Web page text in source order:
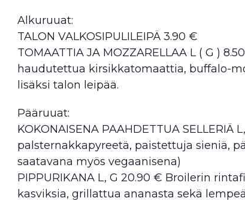
Alkuruuat:
TALON VALKOSIPULILEIPÄ 3.90 €
TOMAATTIA JA MOZZARELLAA L ( G )
haudutettua kirsikkatomaattia, buffalo-
lisäksi talon leipää.
Pääruuat:
KOKONAISENA PAAHDETTUA SELLERIÄ
palsternakkapyreetä, paistettuja sieniä,
saatavana myös vegaanisena)
PIPPURIKANA L, G 20.90 € Broilerin
kasviksia, grillattua ananasta sekä